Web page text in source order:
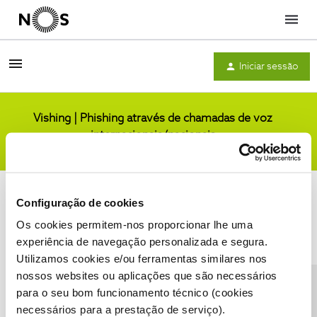
Configuração de cookies
Os cookies permitem-nos proporcionar lhe uma
experiência de navegação personalizada e segura.
Utilizamos cookies e/ou ferramentas similares nos
nossos websites ou aplicações que são necessários
para o seu bom funcionamento técnico (cookies
necessários para a prestação de serviço).
Menu
Iniciar sessão
Vishing | Phishing através de chamadas de voz
internacionais/nacionais
Condições do Fórum NOS Accessibility statement